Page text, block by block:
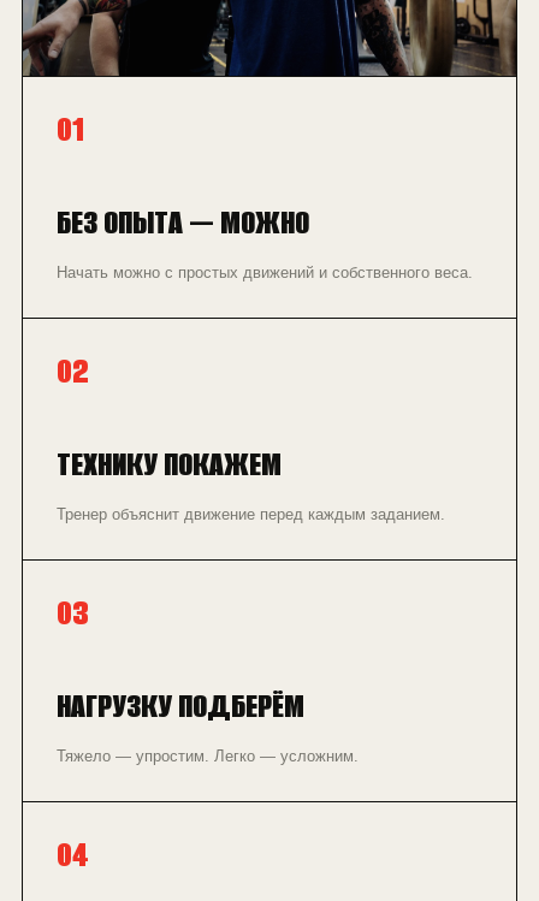
01
БЕЗ ОПЫТА — МОЖНО
Начать можно с простых движений и собственного веса.
02
ТЕХНИКУ ПОКАЖЕМ
Тренер объяснит движение перед каждым заданием.
03
НАГРУЗКУ ПОДБЕРЁМ
Тяжело — упростим. Легко — усложним.
04